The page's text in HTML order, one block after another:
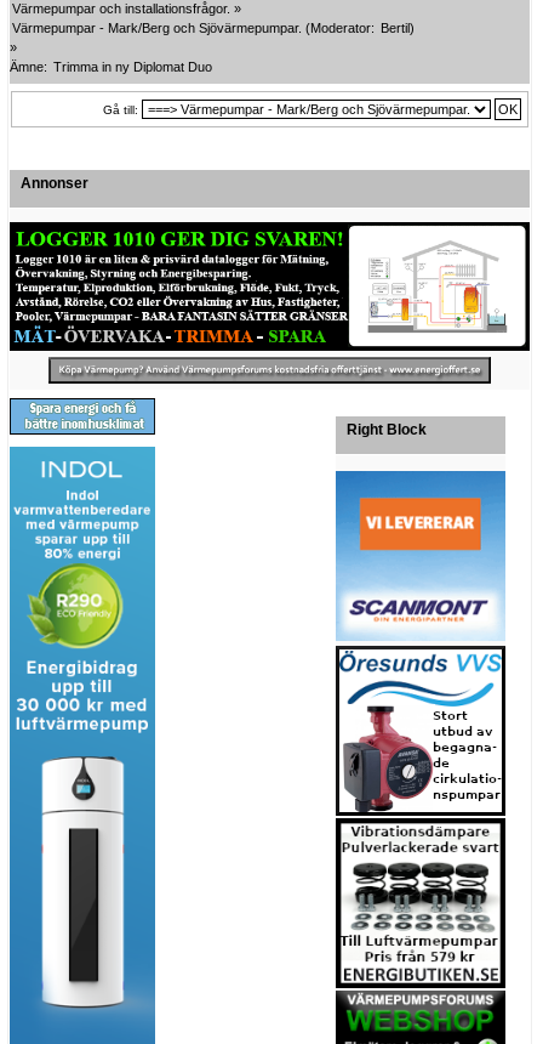
Värmepumpar och installationsfrågor. »
Värmepumpar - Mark/Berg och Sjövärmepumpar. (Moderator: Bertil)
»
Ämne: Trimma in ny Diplomat Duo
Gå till:
Annonser
Right Block